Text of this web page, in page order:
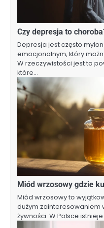
Czy depresja to
Depresja jest często
emocjonalnym, który
W rzeczywistości jest to
które…
Miód wrzosowy gdzie
Miód wrzosowy to
dużym zainteresowaniem
żywności. W Polsce